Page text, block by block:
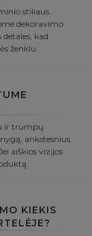
stiliaus.
dekoravimo
kad
ženklu.
ir trumpų
ankstesnius
aiškios vizijos
KIEKIS